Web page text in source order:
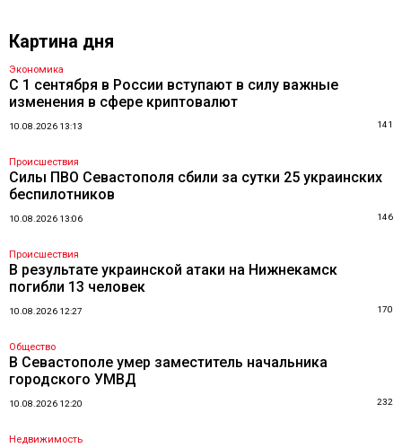
Картина дня
Экономика
С 1 сентября в России вступают в силу важные
изменения в сфере криптовалют
10.08.2026 13:13 141
Происшествия
Силы ПВО Севастополя сбили за сутки 25 украинских
беспилотников
10.08.2026 13:06 146
Происшествия
В результате украинской атаки на Нижнекамск
погибли 13 человек
10.08.2026 12:27 170
Общество
В Севастополе умер заместитель начальника
городского УМВД
10.08.2026 12:20 232
Недвижимость